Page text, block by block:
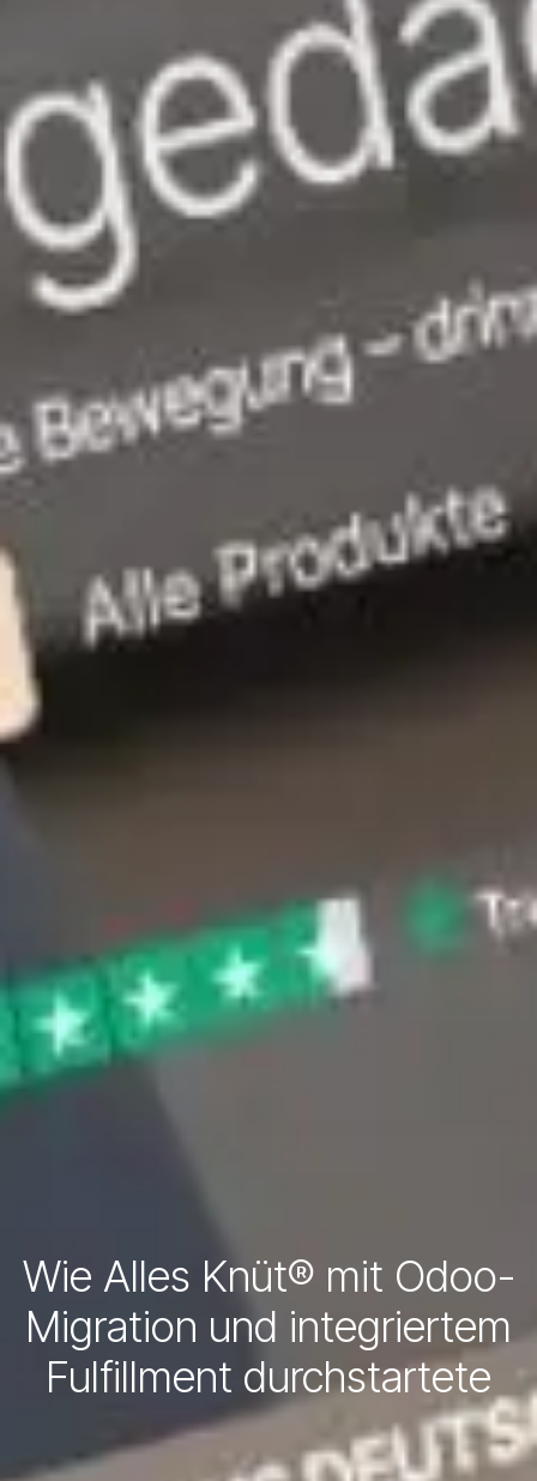
Wie Alles Knüt® mit Odoo-
Migration und integriertem
Fulfillment durchstartete